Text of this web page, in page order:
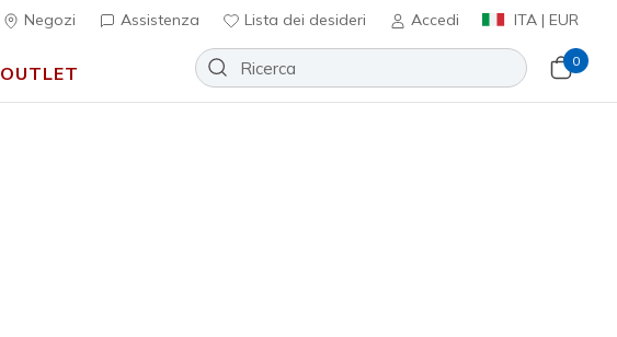
Negozi Assistenza Lista dei desideri Accedi ITA | EUR
OUTLET
0